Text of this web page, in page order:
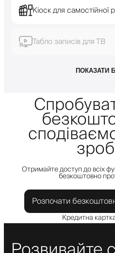
Кіоск для самостійної
Табло записів для ТВ
ПОКАЗАТИ
Отримайте доступ до всіх
безкоштовно
Розпочати
Кредитна